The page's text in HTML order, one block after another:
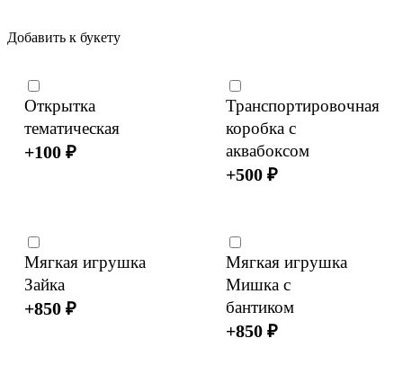
Добавить к букету
Открытка
тематическая
+100₽
Транспортировочная
коробка с
аквабоксом
+500₽
Мягкая игрушка
Зайка
+850₽
Мягкая игрушка
Мишка с
бантиком
+850₽